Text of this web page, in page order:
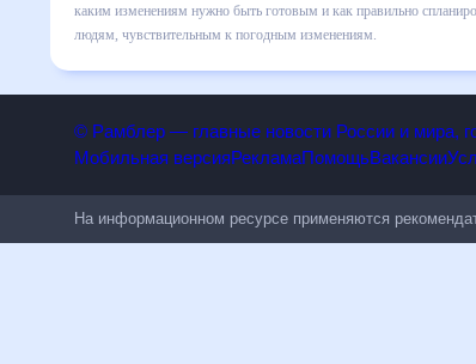
динамике и даст понять, какая будет погода в
спланировать 30 дней. Подобный прогноз погоды
© Рамблер — главные новости России и
На информационном ресурсе применяются